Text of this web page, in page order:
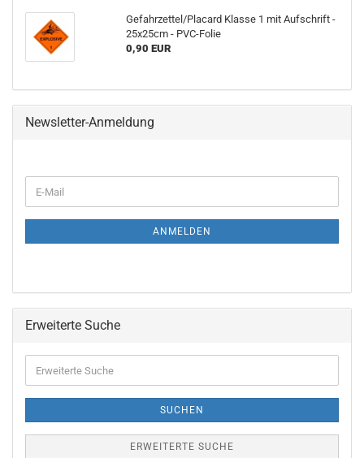
Gefahrzettel/Placard Klasse 1 mit Aufschrift -
25x25cm - PVC-Folie
0,90 EUR
Newsletter-Anmeldung
ANMELDEN
Erweiterte Suche
SUCHEN
ERWEITERTE SUCHE